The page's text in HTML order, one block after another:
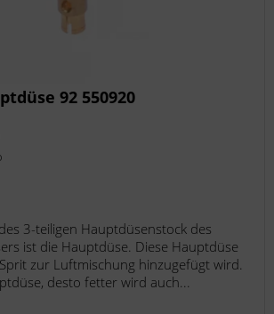
92 550920
3-teiligen Hauptdüsenstock des
ist die Hauptdüse. Diese Hauptdüse
zur Luftmischung hinzugefügt wird.
desto fetter wird auch...